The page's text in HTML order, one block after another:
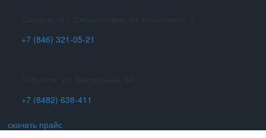
+7 (846) 321-05-21
+7 (8482) 638-411
скачать прайс